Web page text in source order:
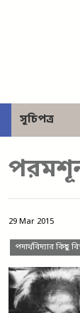
সূচিপত্র
29 Mar 2015
পদার্থবিদ্যার কিছু